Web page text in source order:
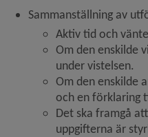
Sammanställning av
Aktiv tid och
Om den enskilde
under vistelsen.
Om den enskilde
och en förklaring
Det ska framgå
uppgifterna är